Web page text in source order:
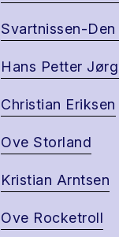
Svartnissen-
Hans Petter
Christian Eriksen
Ove Storland
Kristian Arntsen
Ove Rocketroll